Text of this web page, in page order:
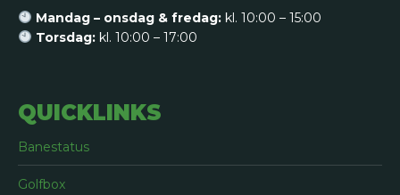
Mandag – onsdag & fredag:kl. 10:00 – 15:00
Torsdag:kl. 10:00 – 17:00
QUICKLINKS
Banestatus
Golfbox